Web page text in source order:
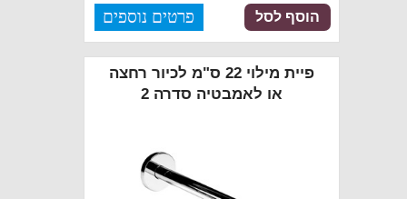
פרטים נוספים הוסף לסל
פיית מילוי 22 ס"מ לכיור רחצה
או לאמבטיה סדרה 2